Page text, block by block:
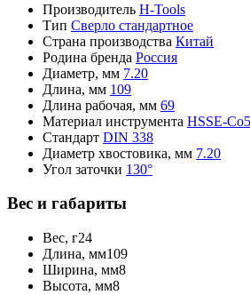
Производитель H-Tools
Тип Сверло стандартное
Страна производства Китай
Родина бренда Россия
Диаметр, мм 7.20
Длина, мм 109
Длина рабочая, мм 69
Материал инструмента HSSE-Co5
Стандарт DIN 338
Диаметр хвостовика, мм 7.20
Угол заточки 130°
Вес и габариты
Вес, г24
Длина, мм109
Ширина, мм8
Высота, мм8